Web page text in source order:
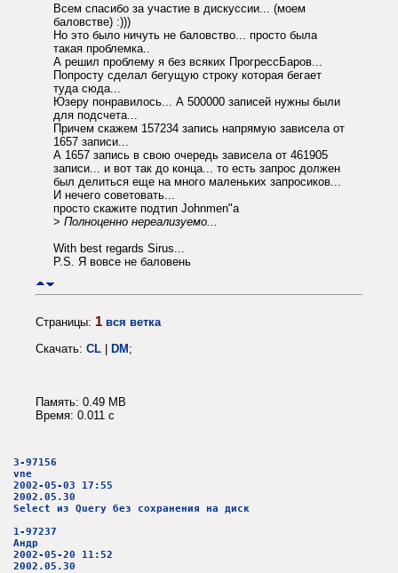
Всем спасибо за участие в дискуссии... (моем
баловстве) :)))
Но это было ничуть не баловство... просто была
такая проблемка..
А решил проблему я без всяких ПрогрессБаров...
Попросту сделал бегущую строку которая бегает
туда сюда...
Юзеру понравилось... А 500000 записей нужны были
для подсчета...
Причем скажем 157234 запись напрямую зависела от
1657 записи...
А 1657 запись в свою очередь зависела от 461905
записи... и вот так до конца... то есть запрос должен
был делиться еще на много маленьких запросиков...
И нечего советовать...
просто скажите подтип Johnmen"a
> Полноценно нереализуемо...
With best regards Sirus...
P.S. Я вовсе не баловень
Страницы: 1 вся ветка
Скачать: CL DM ;
Память: 0.49 MB
Время: 0.011 c
3-97156
vne
2002-05-03 17:55
2002.05.30
Select из Query без сохранения на диск
1-97237
Андр
2002-05-20 11:52
2002.05.30